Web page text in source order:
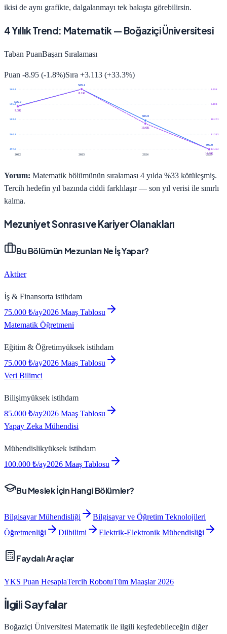
ikisi de aynı grafikte, dalgalanmayı tek bakışta görebilirsin.
4Yıllık Trend: Matematik— Boğaziçi Üniversitesi
Taban PuanBaşarı Sıralaması
Puan -8.95 (-1.8%)Sıra +3.113 (+33.3%)
509.4 8.094
506.3 9.184
503.2 10.273
500.1 11.363
497.0
12.452
2022
2023 2024 2025
506.0
509.4
503.0
497.0
9.3K
8.1K
10.6K
12.5K
Yorum: Matematik bölümünün sıralaması 4 yılda %33 kötüleşmiş.
Tercih hedefin yıl bazında ciddi farklılaşır — son yıl verisi ile sınırlı
kalma.
Mezuniyet Sonrası ve Kariyer Olanakları
Bu Bölümün Mezunları Ne İş Yapar?
Aktüer
İş & Finansorta istihdam
75.000 ₺/ay2026 Maaş Tablosu
Matematik Öğretmeni
Eğitim & Öğretimyüksek istihdam
75.000 ₺/ay2026 Maaş Tablosu
Veri Bilimci
Bilişimyüksek istihdam
85.000 ₺/ay2026 Maaş Tablosu
Yapay Zeka Mühendisi
Mühendislikyüksek istihdam
100.000 ₺/ay2026 Maaş Tablosu
Bu Meslek İçin Hangi Bölümler?
Bilgisayar Mühendisliği
Bilgisayar ve Öğretim Teknolojileri
Öğretmenliği
Dilbilimi Elektrik-Elektronik Mühendisliği
Faydalı Araçlar
YKS Puan HesaplaTercih RobotuTüm Maaşlar 2026
İlgili Sayfalar
Boğaziçi Üniversitesi Matematik ile ilgili keşfedebileceğin diğer